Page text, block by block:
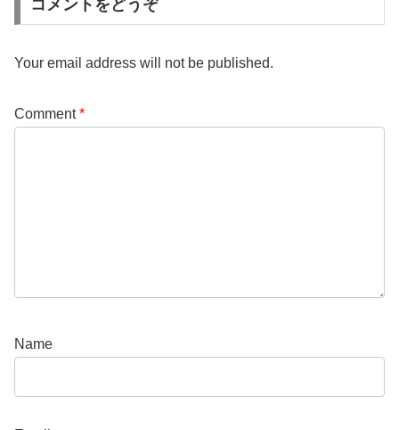
コメントをどうぞ
Your email address will not be published.
Comment*
Name